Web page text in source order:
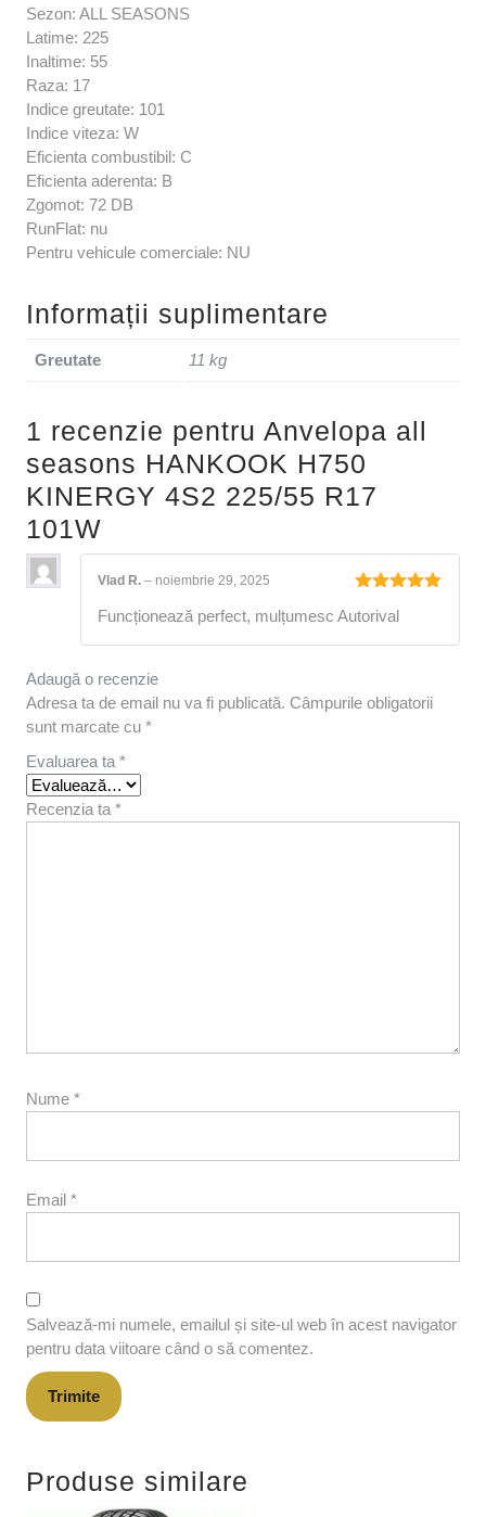
Sezon: ALL SEASONS
Latime: 225
Inaltime: 55
Raza: 17
Indice greutate: 101
Indice viteza: W
Eficienta combustibil: C
Eficienta aderenta: B
Zgomot: 72 DB
RunFlat: nu
Pentru vehicule comerciale: NU
Informații suplimentare
Greutate 11 kg
1 recenzie pentru Anvelopa all
seasons HANKOOK H750
KINERGY 4S2 225/55 R17
101W
5din 5
Vlad R. – noiembrie 29, 2025
Funcționează perfect, mulțumesc Autorival
Adaugă o recenzie
Adresa ta de email nu va fi publicată. Câmpurile obligatorii
sunt marcate cu *
Evaluarea ta *
Recenzia ta *
Nume *
Email *
Salvează-mi numele, emailul și site-ul web în acest navigator
pentru data viitoare când o să comentez.
Produse similare